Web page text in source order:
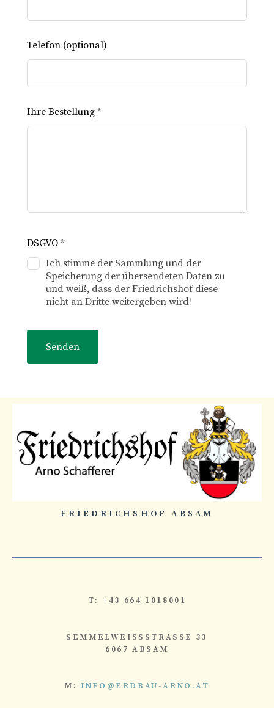
Telefon (optional)
Ihre Bestellung *
DSGVO *
Ich stimme der Sammlung und der
Speicherung der übersendeten Daten zu
und weiß, dass der Friedrichshof diese
nicht an Dritte weitergeben wird!
Senden
FRIEDRICHSHOF ABSAM
T: +43 664 1018001
SEMMELWEISSSTRASSE 33
6067 ABSAM
M: INFO@ERDBAU-ARNO.AT